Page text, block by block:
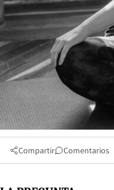
Compartir Comentarios